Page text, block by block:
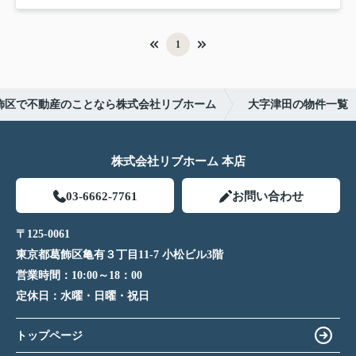
1
区で不動産のことなら株式会社リブホーム 大字津田の物件一覧
株式会社リブホーム 本店
03-6662-7761 お問い合わせ
〒125-0061
東京都葛飾区亀有３丁目11-7 小松ビル3階
営業時間： 10:00～18：00
定休日： 水曜・日曜・祝日
トップページ